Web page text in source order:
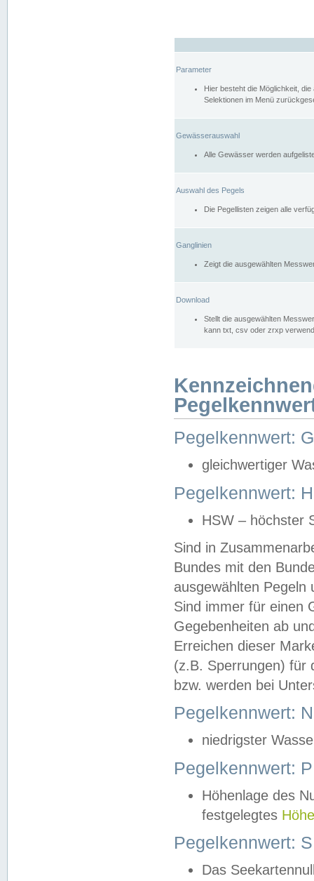
Parameter
Hier besteht die Möglichkeit,
Selektionen im Menü
Gewässerauswahl
Alle Gewässer werden
Auswahl des Pegels
Die Pegellisten zeigen alle
Ganglinien
Zeigt die ausgewählten
Download
Stellt die ausgewählten
kann txt, csv oder zrxp
Pegelkennwert:
gleichwertiger
Pegelkennwert:
HSW – höchster
Sind in
Bundes mit den
ausgewählten
Sind immer für einen
Gegebenheiten ab
Erreichen dieser
(z.B. Sperrungen) für
bzw. werden bei
Pegelkennwert:
niedrigster
Pegelkennwert:
Höhenlage des
festgelegtes
Pegelkennwert:
Das